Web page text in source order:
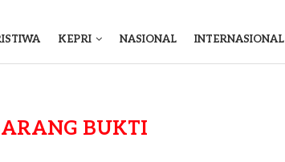
KEPRI NASIONAL INTERNASIONAL
BUKTI